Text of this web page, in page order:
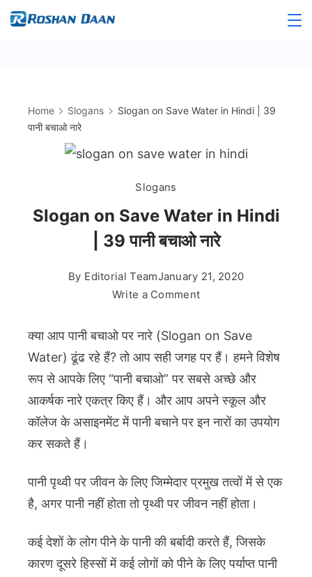
Skip
Home Slogans
Slogan on Save Water in Hindi | 39
पानी बचाओ नारे
Slogans
Slogan on Save Water in Hindi
| 39 पानी बचाओ नारे
By Editorial TeamJanuary 21, 2020
Write a Commenton
on
Save
Water
in
Hindi
|
नारे
क्या आप पानी बचाओ पर नारे (Slogan on Save
Water) ढूंढ रहे हैं? तो आप सही जगह पर हैं। हमने विशेष
रूप से आपके लिए “पानी बचाओ” पर सबसे अच्छे और
आकर्षक नारे एकत्र किए हैं। और आप अपने स्कूल और
कॉलेज के असाइनमेंट में पानी बचाने पर इन नारों का उपयोग
कर सकते हैं।
पानी पृथ्वी पर जीवन के लिए जिम्मेदार प्रमुख तत्वों में से एक
है, अगर पानी नहीं होता तो पृथ्वी पर जीवन नहीं होता।
कई देशों के लोग पीने के पानी की बर्बादी करते हैं, जिसके
कारण दूसरे हिस्सों में कई लोगों को पीने के लिए पर्याप्त पानी